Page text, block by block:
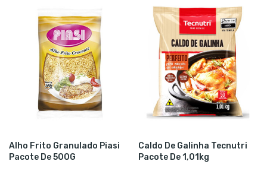
Alho Frito Granulado Piasi
Pacote De 500G
Caldo De Galinha Tecnutri
Pacote De 1,01kg